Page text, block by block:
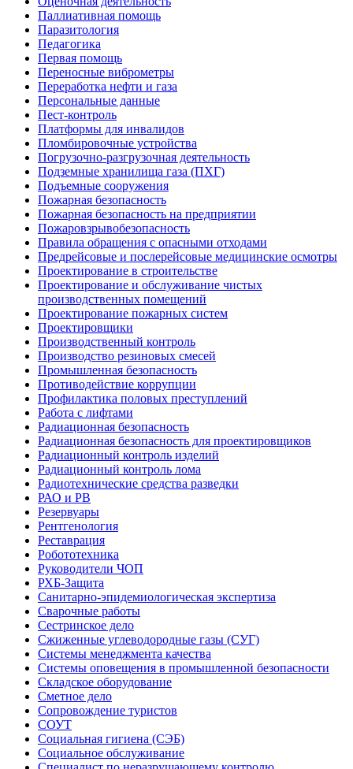
Паллиативная помощь
Паразитология
Педагогика
Первая помощь
Переносные виброметры
Переработка нефти и газа
Персональные данные
Пест-контроль
Платформы для инвалидов
Пломбировочные устройства
Погрузочно-разгрузочная деятельность
Подземные хранилища газа (ПХГ)
Подъемные сооружения
Пожарная безопасность
Пожарная безопасность на предприятии
Пожаровзрывобезопасность
Правила обращения с опасными отходами
Предрейсовые и послерейсовые медицинские осмотры
Проектирование в строительстве
Проектирование и обслуживание чистых
производственных помещений
Проектирование пожарных систем
Проектировщики
Производственный контроль
Производство резиновых смесей
Промышленная безопасность
Противодействие коррупции
Профилактика половых преступлений
Работа с лифтами
Радиационная безопасность
Радиационная безопасность для проектировщиков
Радиационный контроль изделий
Радиационный контроль лома
Радиотехнические средства разведки
РАО и РВ
Резервуары
Рентгенология
Реставрация
Робототехника
Руководители ЧОП
РХБ-Защита
Санитарно-эпидемиологическая экспертиза
Сварочные работы
Сестринское дело
Сжиженные углеводородные газы (СУГ)
Системы менеджмента качества
Системы оповещения в промышленной безопасности
Складское оборудование
Сметное дело
Сопровождение туристов
СОУТ
Социальная гигиена (СЭБ)
Социальное обслуживание